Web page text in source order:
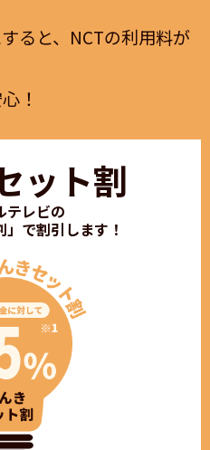
ると、NCTの利用料が
！
ット割
テレビの
」で割引します！